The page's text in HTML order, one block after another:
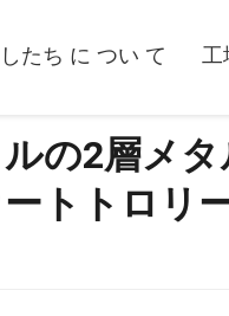
たち に つい て 工
の2層メ
トトロリ